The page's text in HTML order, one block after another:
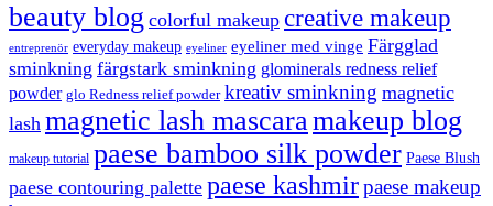
beauty blog colorful makeup creative makeup
entreprenör everyday makeup eyeliner eyeliner med vinge Färgglad
sminkning färgstark sminkning glominerals redness relief
powder glo Redness relief powder kreativ sminkning magnetic
lash magnetic lash mascaramakeup blog
makeup tutorial paese bamboo silk powder Paese Blush
paese contouring palette paese kashmirpaese makeup